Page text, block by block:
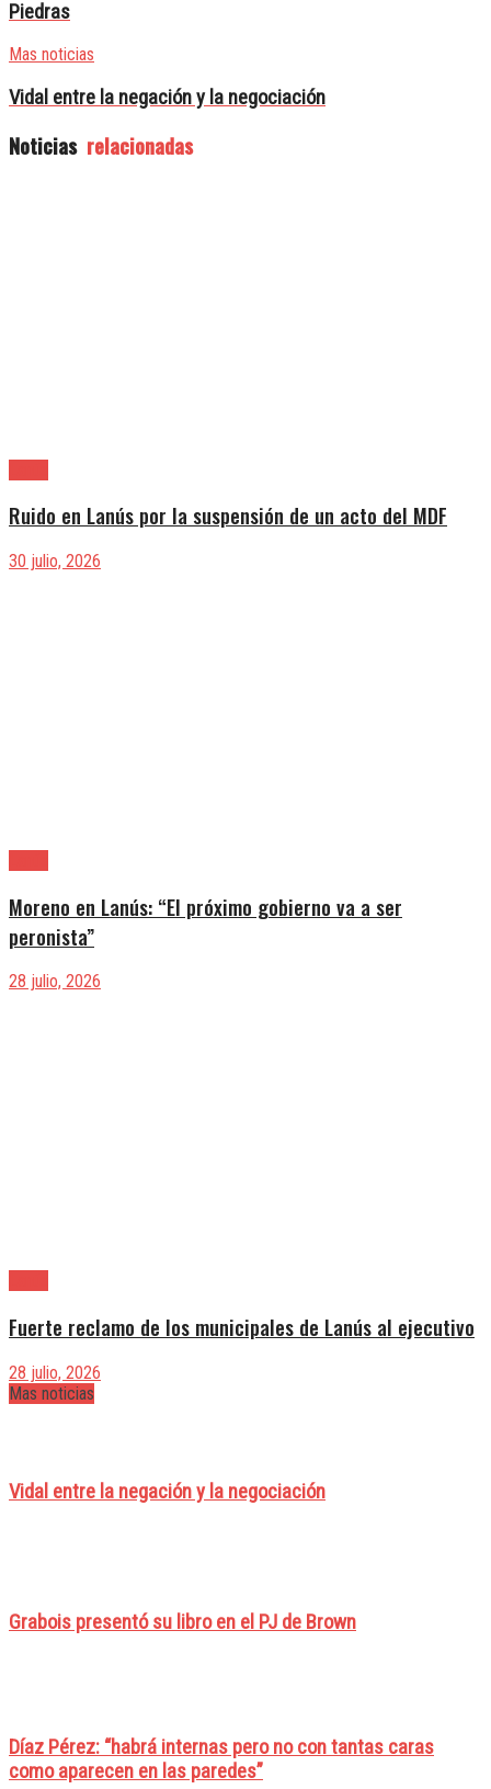
Piedras
Mas noticias
Vidal entre la negación y la negociación
Noticias relacionadas
Ruido en Lanús por la suspensión de un acto del MDF
30 julio, 2026
Moreno en Lanús: “El próximo gobierno va a ser
peronista”
28 julio, 2026
Fuerte reclamo de los municipales de Lanús al ejecutivo
28 julio, 2026
Mas noticias
Vidal entre la negación y la negociación
Grabois presentó su libro en el PJ de Brown
Díaz Pérez: “habrá internas pero no con tantas caras
como aparecen en las paredes”